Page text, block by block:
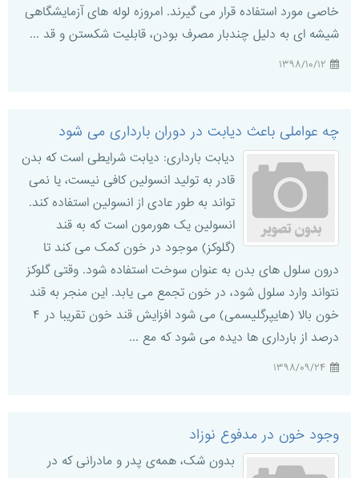
خاصی مورد استفاده قرار می گیرند. امروزه لوله های آزمایشگاهی
شیشه ای به دلیل چندبار مصرف بودن، قابلیت شکستن و قد ...
چه عواملی باعث دیابت در دوران بارداری می شود
دیابت بارداری: دیابت شرایطی است که بدن
قادر به تولید انسولین کافی نیست، یا نمی
تواند به طور عادی از انسولین استفاده کند.
انسولین یک هورمون است که به قند
(گلوکز) موجود در خون کمک می کند تا
درون سلول های بدن به عنوان سوخت استفاده شود. وقتی گلوکز
نتواند وارد سلول شود، در خون تجمع می یابد. این منجر به قند
خون بالا (هایپرگلیسمی) می شود افزایش قند خون تقریبا در ۴
درصد از بارداری ها دیده می شود که مع ...
وجود خون در مدفوع نوزاد
بدون شک، همه‌ی پدر و مادرانی که در